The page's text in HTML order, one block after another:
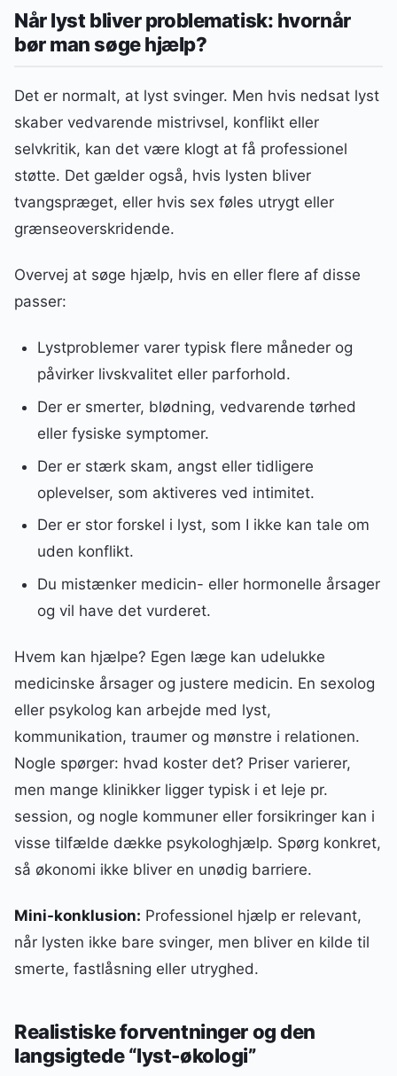
Når lyst bliver problematisk: hvornår
bør man søge hjælp?
Det er normalt, at lyst svinger. Men hvis nedsat lyst
skaber vedvarende mistrivsel, konflikt eller
selvkritik, kan det være klogt at få professionel
støtte. Det gælder også, hvis lysten bliver
tvangspræget, eller hvis sex føles utrygt eller
grænseoverskridende.
Overvej at søge hjælp, hvis en eller flere af disse
passer:
Lystproblemer varer typisk flere måneder og
påvirker livskvalitet eller parforhold.
Der er smerter, blødning, vedvarende tørhed
eller fysiske symptomer.
Der er stærk skam, angst eller tidligere
oplevelser, som aktiveres ved intimitet.
Der er stor forskel i lyst, som I ikke kan tale om
uden konflikt.
Du mistænker medicin- eller hormonelle årsager
og vil have det vurderet.
Hvem kan hjælpe? Egen læge kan udelukke
medicinske årsager og justere medicin. En sexolog
eller psykolog kan arbejde med lyst,
kommunikation, traumer og mønstre i relationen.
Nogle spørger: hvad koster det? Priser varierer,
men mange klinikker ligger typisk i et leje pr.
session, og nogle kommuner eller forsikringer kan i
visse tilfælde dække psykologhjælp. Spørg konkret,
så økonomi ikke bliver en unødig barriere.
Mini-konklusion: Professionel hjælp er relevant,
når lysten ikke bare svinger, men bliver en kilde til
smerte, fastlåsning eller utryghed.
Realistiske forventninger og den
langsigtede “lyst-økologi”